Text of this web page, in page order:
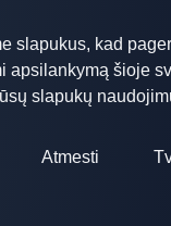
slapukus, kad
apsilankymą šioje
slapukų
Atmesti